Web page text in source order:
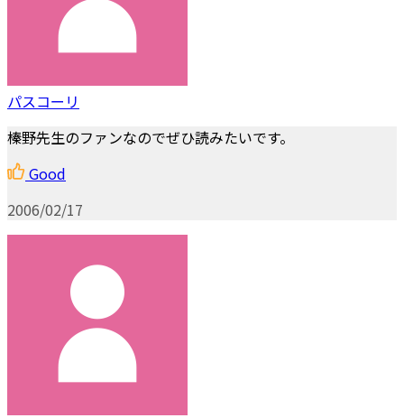
パスコーリ
榛野先生のファンなのでぜひ読みたいです。
Good
2006/02/17